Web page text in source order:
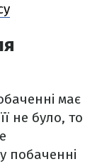
має
не було, то
побаченні